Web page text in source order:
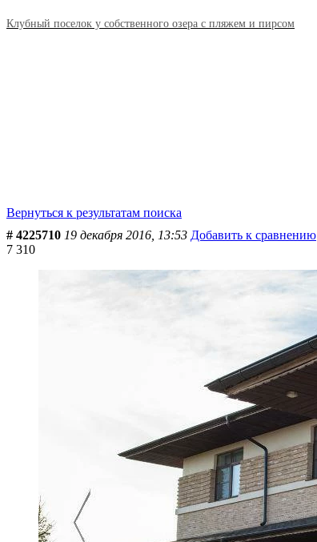
Клубный поселок у собственного озера с пляжем и пирсом
Вернуться к результатам поиска
# 4225710 19 декабря 2016, 13:53 Добавить к сравнению
7 310